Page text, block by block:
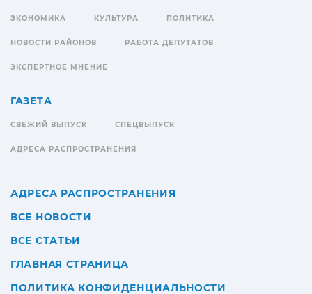
ЭКОНОМИКА КУЛЬТУРА ПОЛИТИКА
НОВОСТИ РАЙОНОВ РАБОТА ДЕПУТАТОВ
ЭКСПЕРТНОЕ МНЕНИЕ
ГАЗЕТА
СВЕЖИЙ ВЫПУСК СПЕЦВЫПУСК
АДРЕСА РАСПРОСТРАНЕНИЯ
АДРЕСА РАСПРОСТРАНЕНИЯ
ВСЕ НОВОСТИ
ВСЕ СТАТЬИ
ГЛАВНАЯ СТРАНИЦА
ПОЛИТИКА КОНФИДЕНЦИАЛЬНОСТИ